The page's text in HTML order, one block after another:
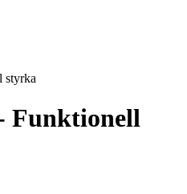
styrka
Funktionell